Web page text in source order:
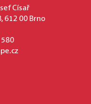
Císař
612 00 Brno
580